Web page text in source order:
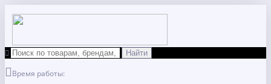
Время работы: